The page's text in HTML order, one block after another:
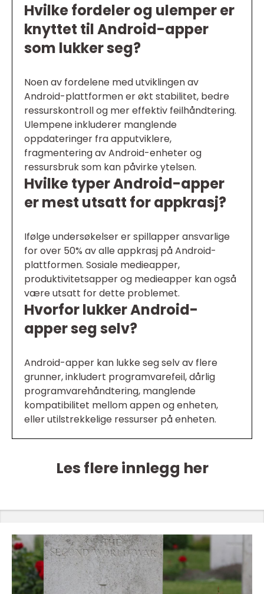
Hvilke fordeler og ulemper er
knyttet til Android-apper
som lukker seg?
Noen av fordelene med utviklingen av
Android-plattformen er økt stabilitet, bedre
ressurskontroll og mer effektiv feilhåndtering.
Ulempene inkluderer manglende
oppdateringer fra apputviklere,
fragmentering av Android-enheter og
ressursbruk som kan påvirke ytelsen.
Hvilke typer Android-apper
er mest utsatt for appkrasj?
Ifølge undersøkelser er spillapper ansvarlige
for over 50% av alle appkrasj på Android-
plattformen. Sosiale medieapper,
produktivitetsapper og medieapper kan også
være utsatt for dette problemet.
Hvorfor lukker Android-
apper seg selv?
Android-apper kan lukke seg selv av flere
grunner, inkludert programvarefeil, dårlig
programvarehåndtering, manglende
kompatibilitet mellom appen og enheten,
eller utilstrekkelige ressurser på enheten.
Les flere innlegg her